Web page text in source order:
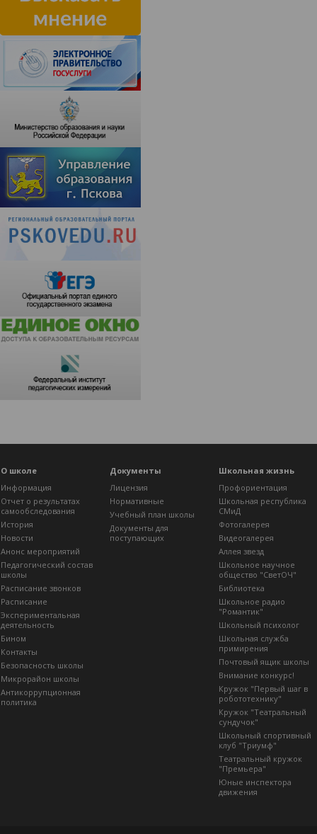
О школе
Информация
Отчет о результатах
самообследования
История
Новости
Анонс мероприятий
Педагогический состав
школы
Расписание звонков
Расписание
Экспериментальная
деятельность
Бином
Контакты
Безопасность школы
Микрорайон школы
Антикоррупционная
политика
Документы
Лицензия
Нормативные
Учебный план школы
Документы для
поступающих
Школьная жизнь
Профориентация
Школьная республика
СМиД
Фотогалерея
Видеогалерея
Аллея звезд
Школьное научное
общество "СветОЧ"
Библиотека
Школьное радио
"Романтик"
Школьный психолог
Школьная служба
примирения
Почтовый ящик школы
Внимание конкурс!
Кружок "Первый шаг в
робототехнику"
Кружок "Театральный
сундучок"
Школьный спортивный
клуб "Триумф"
Театральный кружок
"Премьера"
Юные инспектора
движения